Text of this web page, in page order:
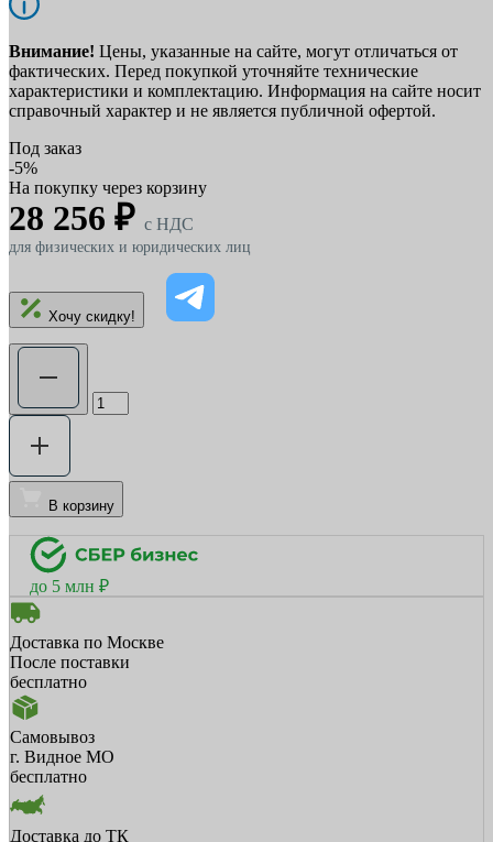
Внимание! Цены, указанные на сайте, могут отличаться от
фактических. Перед покупкой уточняйте технические
характеристики и комплектацию. Информация на сайте носит
справочный характер и не является публичной офертой.
Под заказ
-5%
На покупку через корзину
28 256 ₽ c НДС
для физических и юридических лиц
Хочу скидку!
В корзину
до 5 млн ₽
Доставка по Москве
После поставки
бесплатно
Самовывоз
г. Видное МО
бесплатно
Доставка до ТК